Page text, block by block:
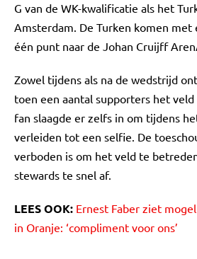
G van de WK-kwalificatie als het
Amsterdam. De Turken komen met
één punt naar de Johan Cruijff
Zowel tijdens als na de wedstrijd
toen een aantal supporters het
fan slaagde er zelfs in om tijdens
verleiden tot een selfie. De
verboden is om het veld te
stewards te snel af.
LEES OOK: Ernest Faber ziet
in Oranje: ‘compliment voor ons’